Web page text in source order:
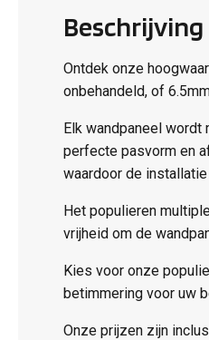
Beschrijving
Ontdek onze
onbehandeld, of
Elk wandpaneel
perfecte pasvorm en
waardoor de
Het populieren
vrijheid om de
Kies voor onze
betimmering voor uw
Onze prijzen zijn